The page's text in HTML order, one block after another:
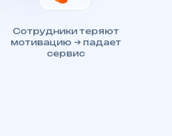
Сотрудники теряют
мотивацию → падает
сервис